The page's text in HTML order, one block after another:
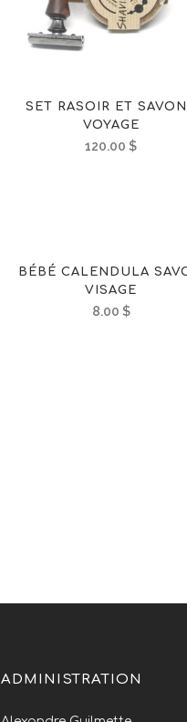
SET RASOIR ET
VOYAGE
120.00$
BÉBÉ CALENDULA
VISAGE
8.00 $
ADMINISTRATION